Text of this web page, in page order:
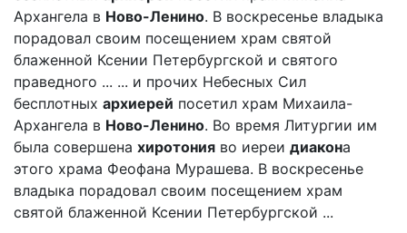
Архангела в Ново-Ленино. В воскресенье владыка
порадовал своим посещением храм святой
блаженной Ксении Петербургской и святого
праведного ... ... и прочих Небесных Сил
бесплотных архиерей посетил храм Михаила-
Архангела в Ново-Ленино. Во время Литургии им
была совершена хиротония во иереи диакона
этого храма Феофана Мурашева. В воскресенье
владыка порадовал своим посещением храм
святой блаженной Ксении Петербургской ...